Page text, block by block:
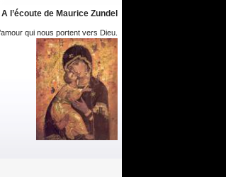
A l’écoute de Maurice Zundel
qui nous portent vers Dieu.